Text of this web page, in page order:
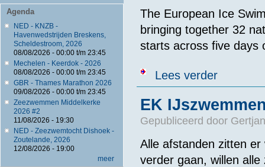
Agenda
NED - KNZB -
Havenwedstrijden Breskens,
Scheldestroom, 2026
08/08/2026 - 00:00t/m 23:45
Mechelen - Keerdok - 2026
08/08/2026 - 00:00t/m 23:45
GBR - Thames Marathon 2026
09/08/2026 - 00:00t/m 23:45
Zeezwemmen Middelkerke
2026 #2
11/08/2026 - 19:30
NED - Zeezwemtocht Dishoek -
Zoutelande, 2026
12/08/2026 - 19:00
meer
The European Ice
bringing together 32
starts across five days
Lees verderover
EK
Gepubliceerd door
Alle afstanden zitten
verder gaan, willen